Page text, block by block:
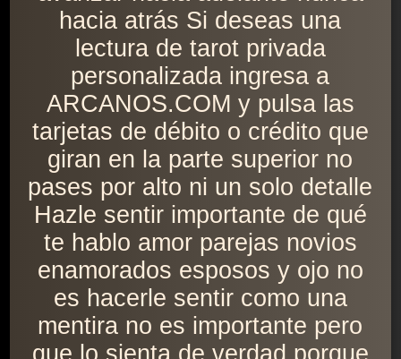
hacia atrás Si deseas una
lectura de tarot privada
personalizada ingresa a
ARCANOS.COM y pulsa las
tarjetas de débito o crédito que
giran en la parte superior no
pases por alto ni un solo detalle
Hazle sentir importante de qué
te hablo amor parejas novios
enamorados esposos y ojo no
es hacerle sentir como una
mentira no es importante pero